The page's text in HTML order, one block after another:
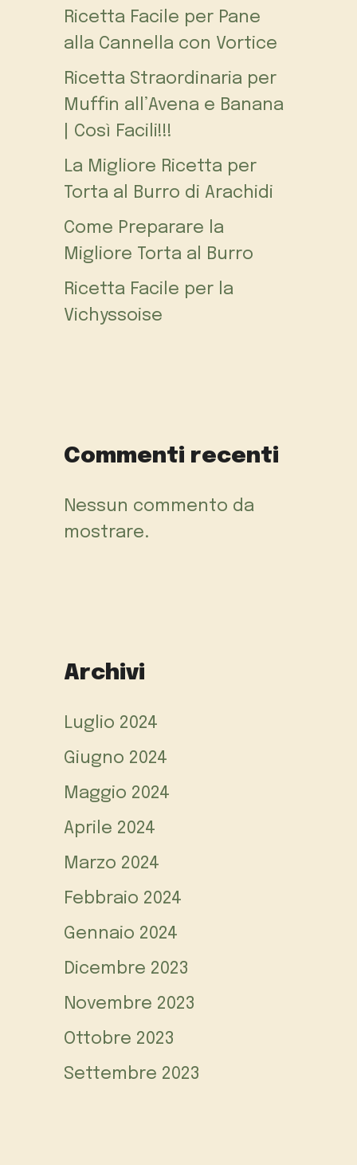
Ricetta Facile per Pane
alla Cannella con Vortice
Ricetta Straordinaria per
Muffin all’Avena e Banana
| Così Facili!!!
La Migliore Ricetta per
Torta al Burro di Arachidi
Come Preparare la
Migliore Torta al Burro
Ricetta Facile per la
Vichyssoise
Commenti recenti
Nessun commento da
mostrare.
Archivi
Luglio 2024
Giugno 2024
Maggio 2024
Aprile 2024
Marzo 2024
Febbraio 2024
Gennaio 2024
Dicembre 2023
Novembre 2023
Ottobre 2023
Settembre 2023